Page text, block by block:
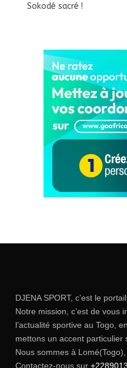
Sokodé sacré !
DJENA SPORT, c’est le
Notre mission, c’est de vous
l’actualité sportive au Togo,
mettons un accent particulier
Nous sommes à
Contactez-nous sur